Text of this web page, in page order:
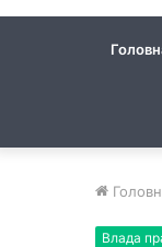
Влада